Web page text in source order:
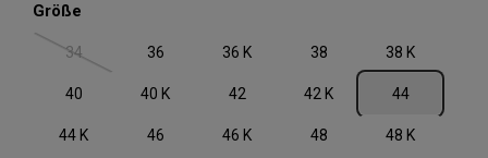
Größe
34(Diese Option ist zurzeit nicht verfügbar.)
36 36 K 38 38 K
40 40 K 42 42 K 44
44 K 46 46 K 48 48 K